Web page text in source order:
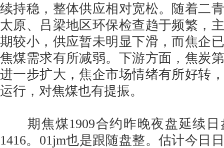
续持稳，整体供应相对宽松。随着二
太原、吕梁地区环保检查趋于频繁，
期较小，供应暂未明显下滑，而焦企
焦煤需求有所减弱。下游方面，焦炭
进一步扩大，焦企市场情绪有所好转
运行，对焦煤也有提振。
期焦煤1909合约昨晚夜盘延续日
1416。01jm也是跟随盘整。估计今日